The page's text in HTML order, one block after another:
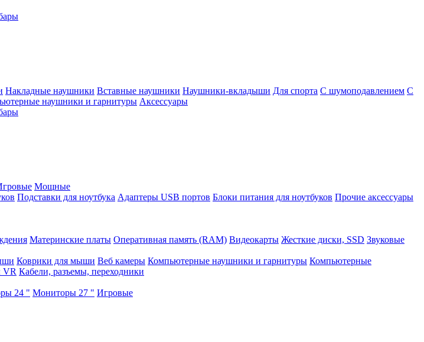
Накладные наушники Вставные наушники Наушники-вкладыши Для спорта С шумоподавлением С
наушники и гарнитуры Аксессуары
Мощные
Подставки для ноутбука Адаптеры USB портов Блоки питания для ноутбуков Прочие аксессуары
Материнские платы Оперативная память (RAM) Видеокарты Жесткие диски, SSD Звуковые
Коврики для мыши Веб камеры Компьютерные наушники и гарнитуры Компьютерные
VR Кабели, разъемы, переходники
24 " Мониторы 27 " Игровые